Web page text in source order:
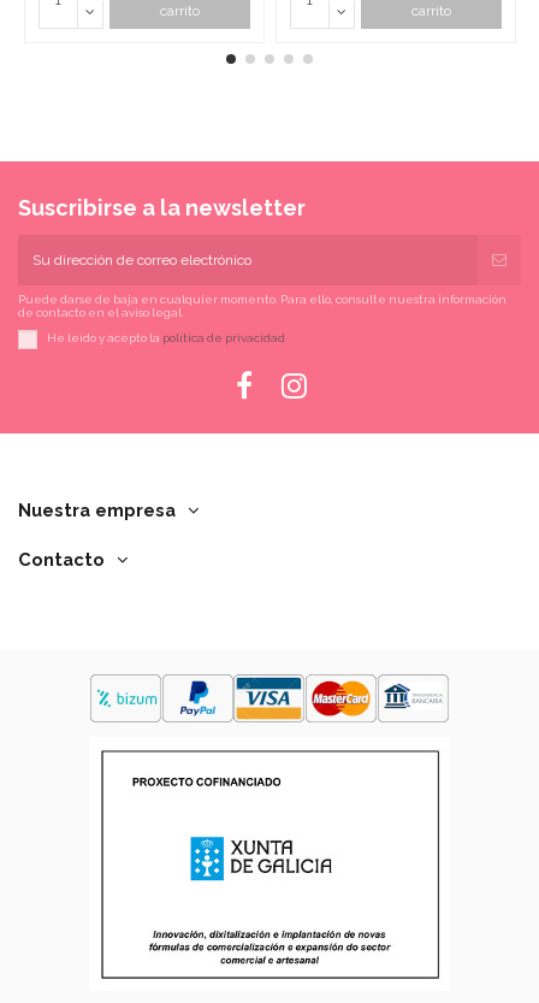
carrito
carrito
Suscribirse a la newsletter
Puede darse de baja en cualquier momento. Para ello, consulte nuestra información
de contacto en el aviso legal.
He leído y acepto la política de privacidad
Nuestra empresa
Contacto